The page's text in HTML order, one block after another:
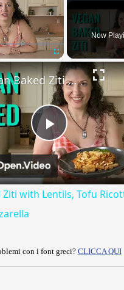
Fullscreen
Now
Play
Video
Vegan Baked Ziti with Lentils, Tofu Ricotta, and Cashew Mozzarella
Ziti with Lentils, Tofu
con i font greci? CLICCA QUI